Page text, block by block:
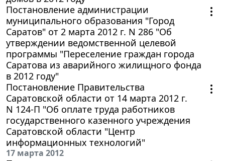
Постановление администрации
муниципального образования "Город
Саратов" от 2 марта 2012 г. N 286 "Об
утверждении ведомственной целевой
программы "Переселение граждан города
Саратова из аварийного жилищного фонда
в 2012 году"
Постановление Правительства
Саратовской области от 14 марта 2012 г.
N 124-П "Об оплате труда работников
государственного казенного учреждения
Саратовской области "Центр
информационных технологий"
17 марта 2012